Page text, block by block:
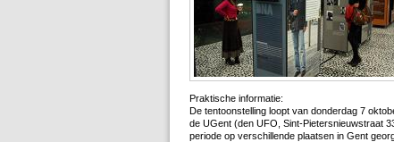
Praktische informatie:
De tentoonstelling loopt van donderdag 7
de UGent (den UFO, Sint-Pietersnieuwstraat
periode op verschillende plaatsen in Gent